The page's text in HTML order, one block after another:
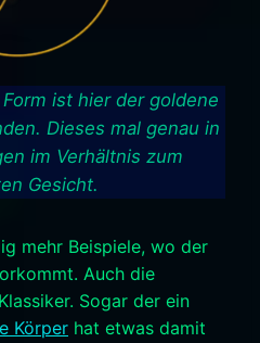
ist hier der goldene
Dieses mal genau in
im Verhältnis zum
Gesicht.
mehr Beispiele, wo der
Auch die
Sogar der ein
Körper hat etwas damit